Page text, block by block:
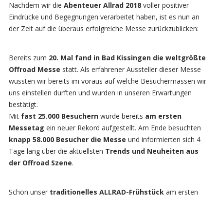
Nachdem wir die Abenteuer Allrad 2018voller positiver
Eindrücke und Begegnungen verarbeitet haben, ist es nun an
der Zeit auf die überaus erfolgreiche Messe zurückzublicken:
Bereits zum 20. Mal fand in Bad Kissingen die weltgrößte
Offroad Messe statt. Als erfahrener Aussteller dieser Messe
wussten wir bereits im voraus auf welche Besuchermassen wir
uns einstellen durften und wurden in unseren Erwartungen
bestätigt.
Mit fast 25.000 Besuchernwurde bereits am ersten
Messetag ein neuer Rekord aufgestellt. Am Ende besuchten
knapp 58.000 Besucher die Messe und informierten sich 4
Tage lang über die aktuellsten Trends und Neuheiten aus
der Offroad Szene.
Schon unser traditionelles ALLRAD-Frühstückam ersten